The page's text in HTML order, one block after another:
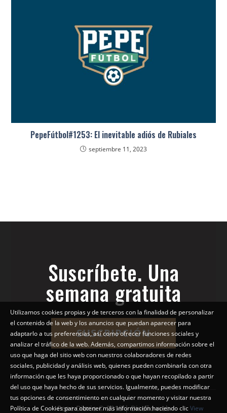
PepeFútbol#1253: El inevitable adiós de Rubiales
septiembre 11, 2023
Suscríbete. Una
semana gratuita
SUSCRIPCIÓN
Pepe Diario © 2018 | Diseño web
Utilizamos cookies propias y de terceros con la finalidad de personalizar
el contenido de la web y los anuncios que puedan aparecer para
adaptarlo a tus preferencias, así como ofrecer funciones sociales y
analizar el tráfico de la web. Además, compartimos información sobre el
uso que haga del sitio web con nuestros colaboradores de redes
sociales, publicidad y análisis web, quienes pueden combinarla con otra
información que les haya proporcionado o que hayan recopilado a partir
del uso que haya hecho de sus servicios. Igualmente, puedes modificar
tus opciones de consentimiento en cualquier momento y visitar nuestra
Política de Cookies para obtener más información haciendo clicView